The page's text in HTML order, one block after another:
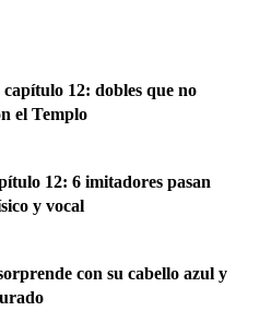
12: dobles que no
el Templo
12: 6 imitadores pasan
y vocal
con su cabello azul y